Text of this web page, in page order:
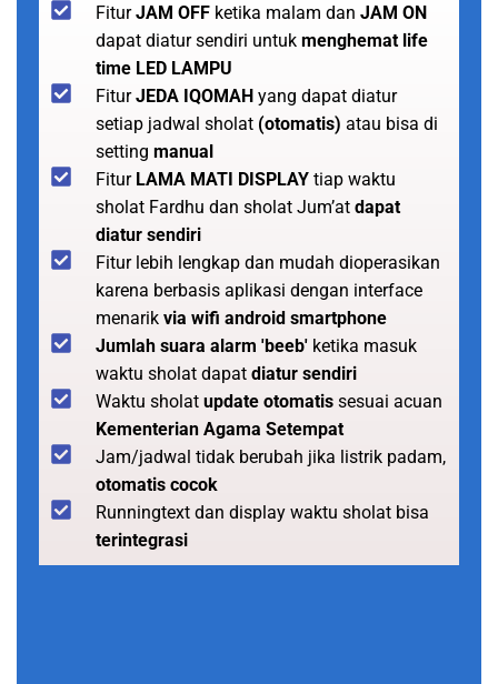
FiturJAM OFF ketika malam dan JAM ON
dapat diatur sendiri untuk menghemat life
time LED LAMPU
FiturJEDA IQOMAH yang dapat diatur
setiap jadwal sholat (otomatis) atau bisa di
setting manual
Fitur LAMA MATI DISPLAY tiap waktu
sholat Fardhu dan sholat Jum’at dapat
diatur sendiri
Fitur lebih lengkap dan mudah dioperasikan
karena berbasis aplikasi dengan interface
menarik via wifi android smartphone
Jumlah suara alarm 'beeb' ketika masuk
waktu sholat dapat diatur sendiri
Waktu sholat update otomatis sesuai acuan
Kementerian Agama Setempat
Jam/jadwal tidak berubah jika listrik padam,
otomatis cocok
Runningtext dan display waktu sholat bisa
terintegrasi